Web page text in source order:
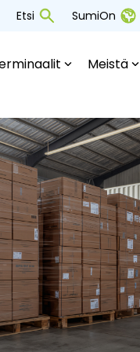
Etsi SumiOn
Meistä